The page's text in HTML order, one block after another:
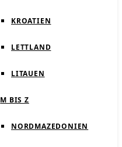
KROATIEN
LETTLAND
LITAUEN
M BIS Z
NORDMAZEDONIEN